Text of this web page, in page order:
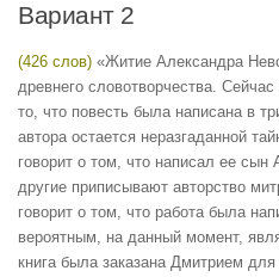
Вариант 2
(426 слов) «Житие Александра
древнего словотворчества.
то, что повесть была написана в
автора остается неразгаданной
говорит о том, что написал ее
другие приписывают авторство
говорит о том, что работа была
вероятным, на данный момент,
книга была заказана Дмитрием